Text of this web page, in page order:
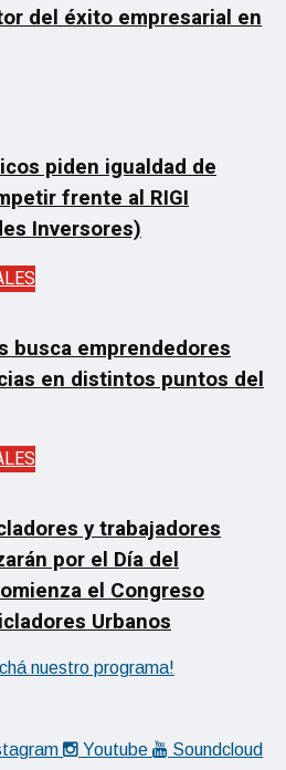
del éxito empresarial en
piden igualdad de
frente al RIGI
Inversores)
busca emprendedores
en distintos puntos del
y trabajadores
por el Día del
el Congreso
Urbanos
Youtube Soundcloud